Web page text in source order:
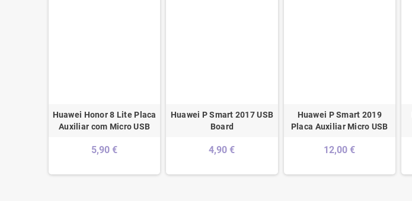
Huawei Honor 8 Lite Placa
Auxiliar com Micro USB
5,90 €
Huawei P Smart 2017 USB
Board
4,90 €
Huawei P Smart 2019
Placa Auxiliar Micro USB
12,00 €